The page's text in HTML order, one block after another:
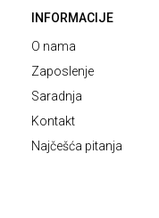
INFORMACIJE
O nama
Zaposlenje
Saradnja
Kontakt
Najčešća pitanja